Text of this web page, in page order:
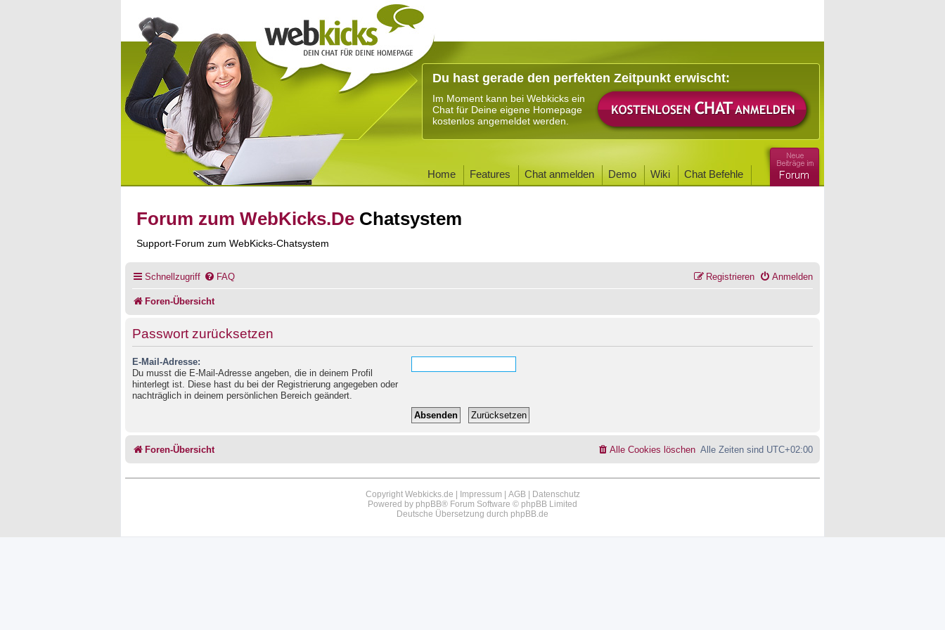
Du hast gerade den perfekten Zeitpunkt erwischt:
Im Moment kann bei Webkicks ein
Chat für Deine eigene Homepage
kostenlos angemeldet werden.
Home Features Chat anmelden Demo Wiki Chat Befehle
Forum zum WebKicks.De Chatsystem
Support-Forum zum WebKicks-Chatsystem
Schnellzugriff FAQ Anmelden
Registrieren
Foren-Übersicht
Passwort zurücksetzen
E-Mail-Adresse:
Du musst die E-Mail-Adresse angeben, die in deinem Profil
hinterlegt ist. Diese hast du bei der Registrierung angegeben oder
nachträglich in deinem persönlichen Bereich geändert.
Foren-Übersicht Alle Zeiten sind UTC+02:00
Alle Cookies löschen
Copyright Webkicks.de | Impressum | AGB| Datenschutz
Powered by phpBB® Forum Software © phpBB Limited
Deutsche Übersetzung durch phpBB.de